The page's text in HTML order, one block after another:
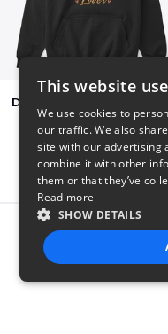
Dog Mother Geology Lover
$41
This website
We use cookies to
our traffic. We also
site with our advertising
combine it with other
them or that they’ve
Read more
SHOW DETAILS
STRICTLY